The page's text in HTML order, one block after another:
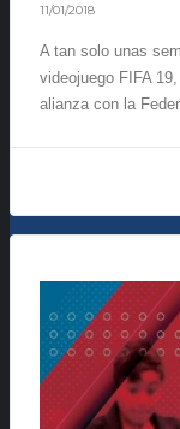
11/01/2018
A tan solo unas
videojuego FIFA
alianza con la